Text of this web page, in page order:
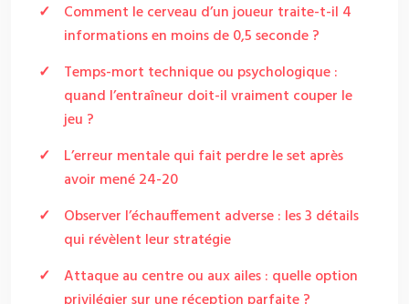
Comment le cerveau d’un joueur traite-t-il 4
informations en moins de 0,5 seconde ?
Temps-mort technique ou psychologique :
quand l’entraîneur doit-il vraiment couper le
jeu ?
L’erreur mentale qui fait perdre le set après
avoir mené 24-20
Observer l’échauffement adverse : les 3 détails
qui révèlent leur stratégie
Attaque au centre ou aux ailes : quelle option